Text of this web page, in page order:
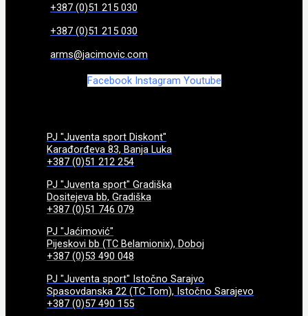
+387 (0)51 215 030
+387 (0)51 215 030
arms@jacimovic.com
Facebook Instagram Youtube
PJ "Juventa sport Diskont"
Karađorđeva 83, Banja Luka
+387 (0)51 212 254
PJ "Juventa sport" Gradiška
Dositejeva bb, Gradiška
+387 (0)51 746 079
PJ "Jaćimović"
Pijeskovi bb (TC Belamionix), Doboj
+387 (0)53 490 048
PJ "Juventa sport" Istočno Sarajvo
Spasovdanska 22 (TC Tom), Istočno Sarajevo
+387 (0)57 490 155